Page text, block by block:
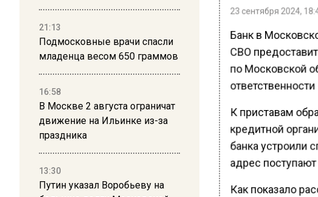
21:13
Подмосковные врачи спасли
младенца весом 650 граммов
16:58
В Москве 2 августа ограничат
движение на Ильинке из-за
праздника
13:30
Путин указал Воробьеву на
23 сентября 2024,
Банк в
СВО
по Московской
К приставам
кредитной
банка устроили
адрес
Как показало